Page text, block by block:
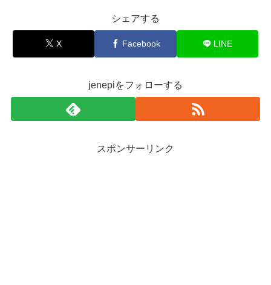
シェアする
X Facebook LINE
jenepiをフォローする
スポンサーリンク